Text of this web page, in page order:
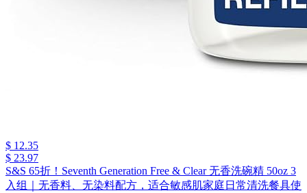
$ 12.35
$ 23.97
S&S 65折！Seventh Generation Free & Clear 无香洗碗精 50oz 3
入组｜无香料、无染料配方，适合敏感肌家庭日常清洗餐具使